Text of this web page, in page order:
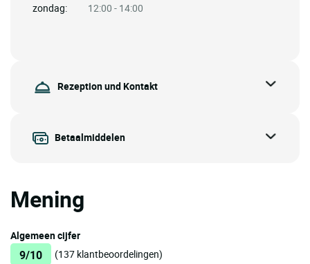
zondag: 12:00 - 14:00
Rezeption und Kontakt
Betaalmiddelen
Mening
Algemeen cijfer
9/10 (137 klantbeoordelingen)